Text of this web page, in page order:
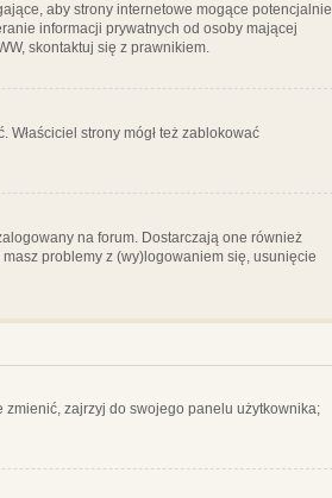
aby strony internetowe mogące potencjalnie
informacji prywatnych od osoby mającej
skontaktuj się z prawnikiem.
Właściciel strony mógł też zablokować
na forum. Dostarczają one również
problemy z (wy)logowaniem się, usunięcie
zajrzyj do swojego panelu użytkownika;